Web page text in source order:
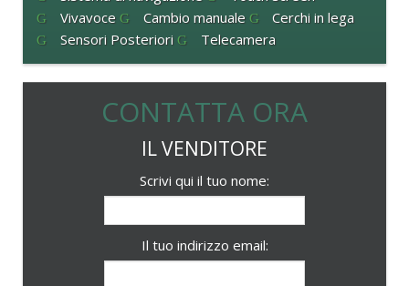
Vivavoce
Cambio manuale
Cerchi in lega
Sensori Posteriori
Telecamera
CONTATTA ORA
IL VENDITORE
Scrivi qui il tuo nome:
Il tuo indirizzo email: